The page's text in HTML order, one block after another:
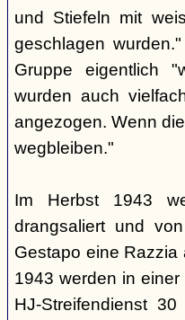
und Stiefeln mit
geschlagen
Gruppe eigentlich
wurden auch
angezogen. Wenn
wegbleiben."
Im Herbst 1943
drangsaliert und
Gestapo eine Razzia
1943 werden in
HJ-Streifendienst